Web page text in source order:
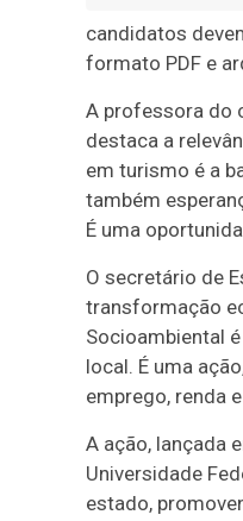
candidatos
formato PDF e
A professora do
destaca a
em turismo é a
também
É uma
O secretário de
transformação
Socioambiental
local. É uma
emprego, renda
A ação, lançada
Universidade
estado,